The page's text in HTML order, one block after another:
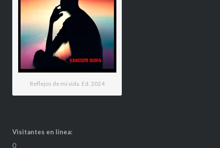
Reflejos de mi vida. Ed. 2024
Visitantes en línea:
0